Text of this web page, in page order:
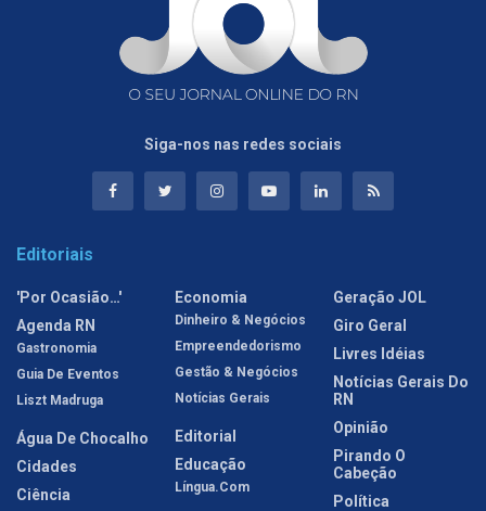
Siga-nos nas redes sociais
Editoriais
'Por Ocasião…'
Agenda RN
Gastronomia
Guia De Eventos
Liszt Madruga
Água De Chocalho
Cidades
Ciência
Economia
Dinheiro & Negócios
Empreendedorismo
Gestão & Negócios
Notícias Gerais
Editorial
Educação
Língua.com
Geração JOL
Giro Geral
Livres Idéias
Notícias Gerais Do
RN
Opinião
Pirando O
Cabeção
Política